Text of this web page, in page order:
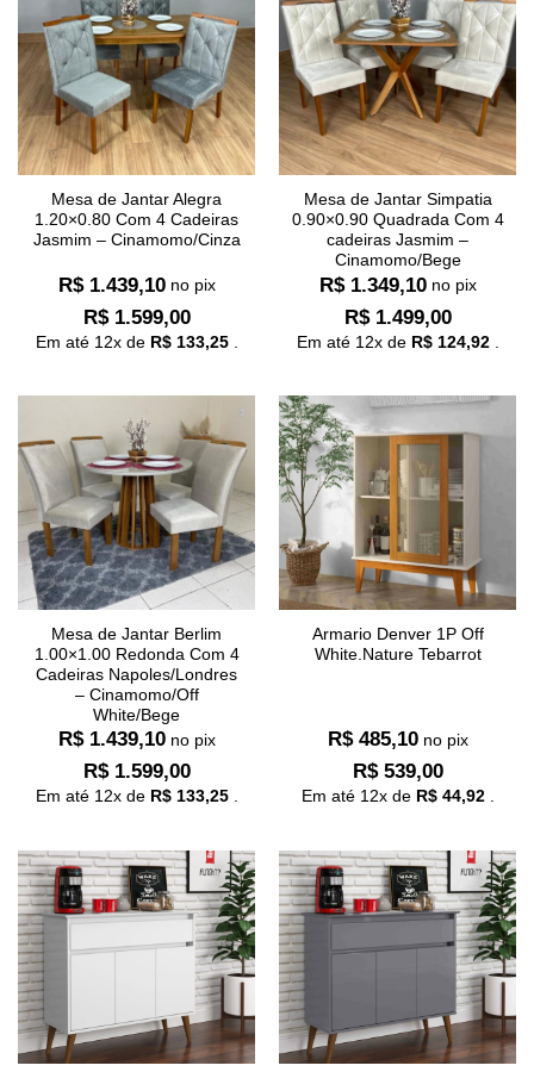
Mesa de Jantar Alegra
1.20×0.80 Com 4 Cadeiras
Jasmim – Cinamomo/Cinza
R$1.439,10 no pix
R$1.599,00
Em até 12x de R$133,25.
Mesa de Jantar Simpatia
0.90×0.90 Quadrada Com 4
cadeiras Jasmim –
Cinamomo/Bege
R$1.349,10 no pix
R$1.499,00
Em até 12x de R$124,92.
Mesa de Jantar Berlim
1.00×1.00 Redonda Com 4
Cadeiras Napoles/Londres
– Cinamomo/Off
White/Bege
R$1.439,10 no pix
R$1.599,00
Em até 12x de R$133,25.
Armario Denver 1P Off
White.Nature Tebarrot
R$485,10 no pix
R$539,00
Em até 12x de R$44,92.